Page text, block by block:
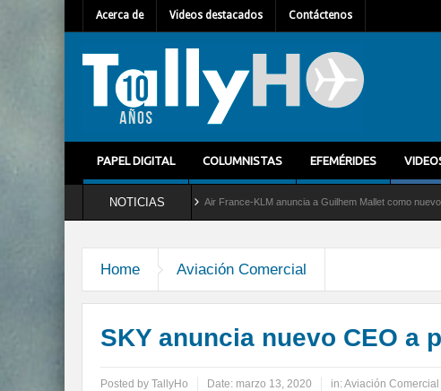
Acerca de Videos destacados Contáctenos
PAPEL DIGITAL COLUMNISTAS EFEMÉRIDES
NOTICIASAir France-KLM anuncia a Guilhem Mallet como nuevo Director
Home Aviación Comercial
SKY anuncia nuevo CEO a
Posted by TallyHo Date: marzo 13, 2020 in:Aviación Comercial